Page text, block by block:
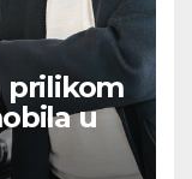
prilikom
u